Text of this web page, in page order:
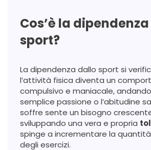
Cos’è la
sport?
La dipendenza dallo sport si
l’attività fisica diventa un
compulsivo e maniacale,
semplice passione o l’abitudine
soffre sente un bisogno
sviluppando una vera e propria
spinge a incrementare la quantità
degli esercizi.